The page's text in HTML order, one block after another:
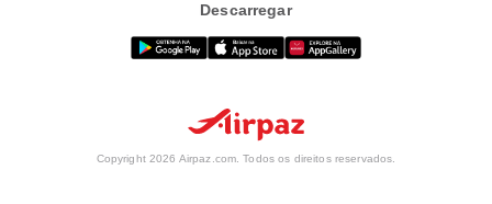
Descarregar
Copyright 2026 Airpaz.com. Todos os direitos reservados.